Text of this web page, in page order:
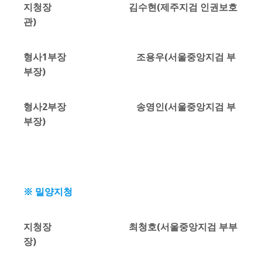
지청장 김수현(제주지검 인권보호
관)
형사1부장 조용우(서울중앙지검 부
부장)
형사2부장 송영인(서울중앙지검 부
부장)
※ 밀양지청
지청장 최청호(서울중앙지검 부부
장)